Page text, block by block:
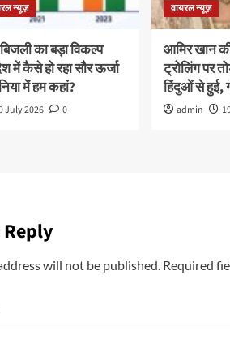
न्यूज़
का बड़ा विकल्प
में कैसे हो रहा सौर ऊर्जा
में हम कहां?
July 2026 0
वायरल न्यूज़
आमिर खान की
ट्रोलिंग पर
हिंदुओं से हुई,
admin
will not be published. Required